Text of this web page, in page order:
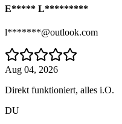
E***** L*********
l*******@outlook.com
Aug 04, 2026
Direkt funktioniert, alles i.O.
DU